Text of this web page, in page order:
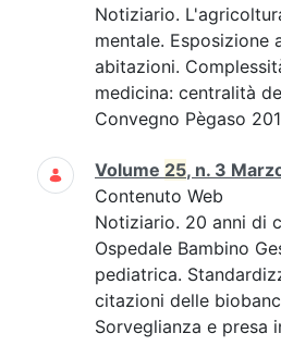
Notiziario.
mentale. Esposizione
abitazioni.
medicina: centralità
Convegno Pègaso
Volume 25, n. 3
Contenuto Web
Notiziario. 20 anni di
Ospedale Bambino
pediatrica.
citazioni delle
Sorveglianza e presa